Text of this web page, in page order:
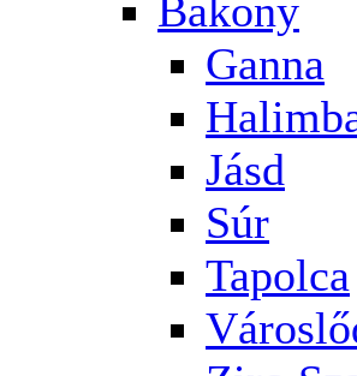
Bakony
Ganna
Jásd
Súr
Tapolca